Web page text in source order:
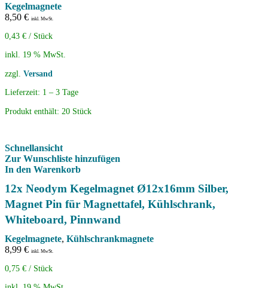
Kegelmagnete
8,50 € inkl. MwSt.
0,43 € / Stück
inkl. 19 % MwSt.
zzgl. Versand
Lieferzeit: 1 – 3 Tage
Produkt enthält: 20 Stück
Schnellansicht
Zur Wunschliste hinzufügen
In den Warenkorb
12x Neodym Kegelmagnet Ø12x16mm Silber,
Magnet Pin für Magnettafel, Kühlschrank,
Whiteboard, Pinnwand
Kegelmagnete, Kühlschrankmagnete
8,99 € inkl. MwSt.
0,75 € / Stück